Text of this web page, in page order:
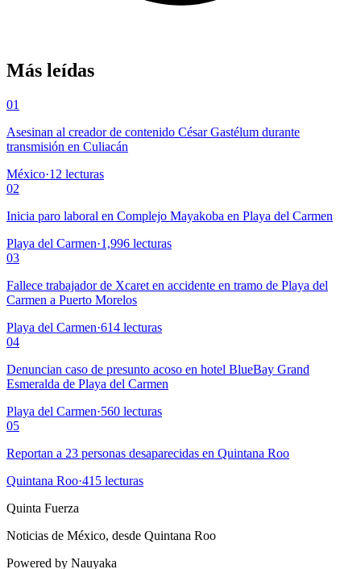
Más leídas
01
Asesinan al creador de contenido César Gastélum durante
transmisión en Culiacán
México·12 lecturas
02
Inicia paro laboral en Complejo Mayakoba en Playa del Carmen
Playa del Carmen·1,996 lecturas
03
Fallece trabajador de Xcaret en accidente en tramo de Playa del
Carmen a Puerto Morelos
Playa del Carmen·614 lecturas
04
Denuncian caso de presunto acoso en hotel BlueBay Grand
Esmeralda de Playa del Carmen
Playa del Carmen·560 lecturas
05
Reportan a 23 personas desaparecidas en Quintana Roo
Quintana Roo·415 lecturas
Quinta Fuerza
Noticias de México, desde Quintana Roo
Powered by Nauyaka